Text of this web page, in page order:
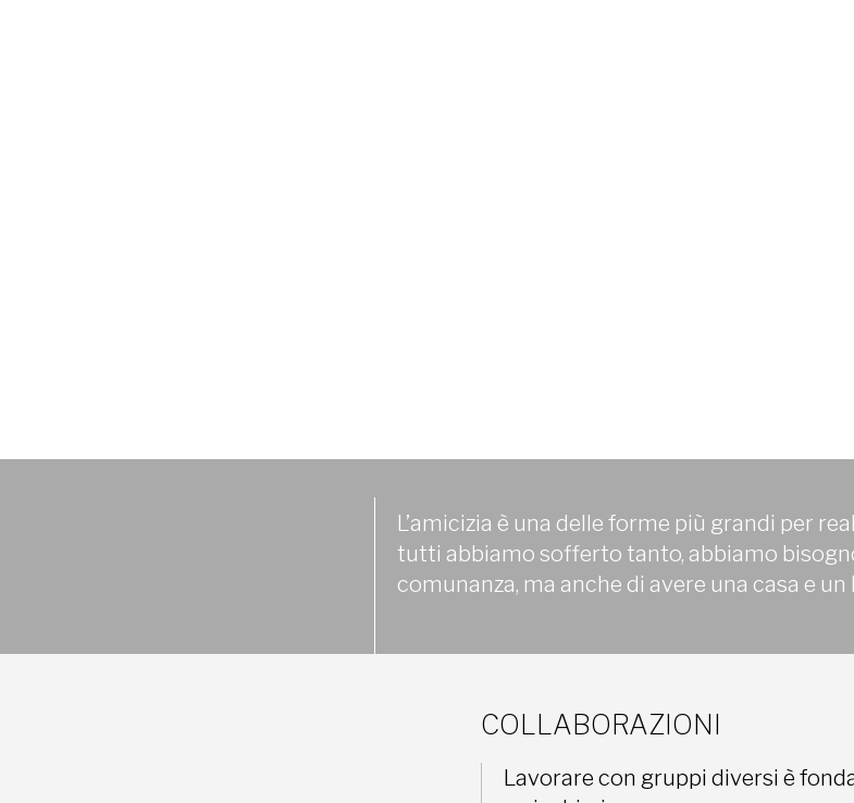
L’amicizia è una delle forme più grandi per
tutti abbiamo sofferto tanto, abbiamo
comunanza, ma anche di avere una casa e
COLLABORAZIONI
Lavorare con gruppi diversi è